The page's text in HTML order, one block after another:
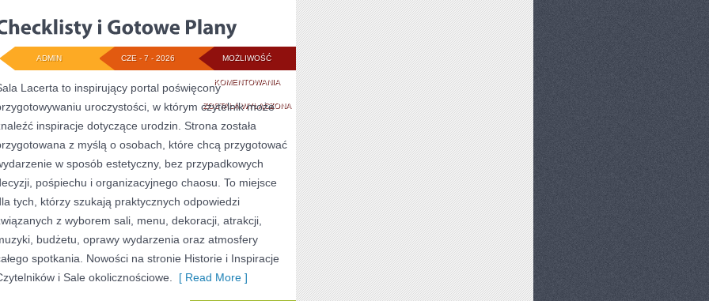
MOŻLIWOŚĆ
KOMENTOWANIACHECKLISTY
I
GOTOWE
PLANY
ZOSTAŁA WYŁĄCZONA
CZE - 7 - 2026
ADMIN
Lacerta to inspirujący portal poświęcony
uroczystości, w którym czytelnik może
inspiracje dotyczące urodzin. Strona została
z myślą o osobach, które chcą przygotować
w sposób estetyczny, bez przypadkowych
pośpiechu i organizacyjnego chaosu. To miejsce
tych, którzy szukają praktycznych odpowiedzi
z wyborem sali, menu, dekoracji, atrakcji,
budżetu, oprawy wydarzenia oraz atmosfery
spotkania. Nowości na stronie Historie i Inspiracje
i Sale okolicznościowe.
[ Read More ]